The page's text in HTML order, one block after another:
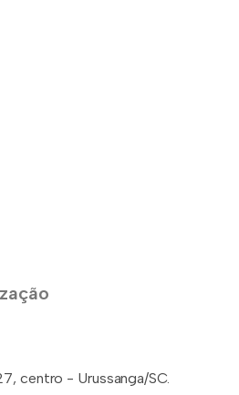
centro - Urussanga/SC.